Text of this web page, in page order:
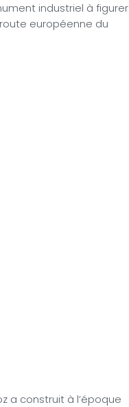
industriel à figurer
européenne du
a construit à l’époque